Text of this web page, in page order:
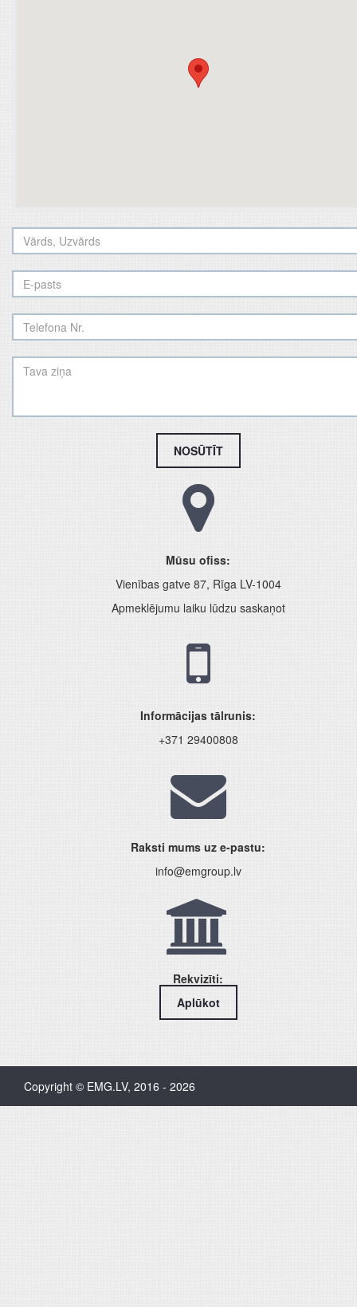
NOSŪTĪT
Mūsu ofiss:
Vienības gatve 87, Rīga LV-1004
Apmeklējumu laiku lūdzu saskaņot
Informācijas tālrunis:
+371 29400808
Raksti mums uz e-pastu:
info@emgroup.lv
Rekvizīti:
Aplūkot
Copyright © EMG.LV, 2016 - 2026